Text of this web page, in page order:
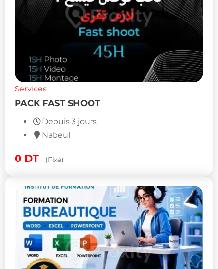
Services
PACK FAST SHOOT
Depuis 3 jours
Nabeul
0 DT (Fixe)